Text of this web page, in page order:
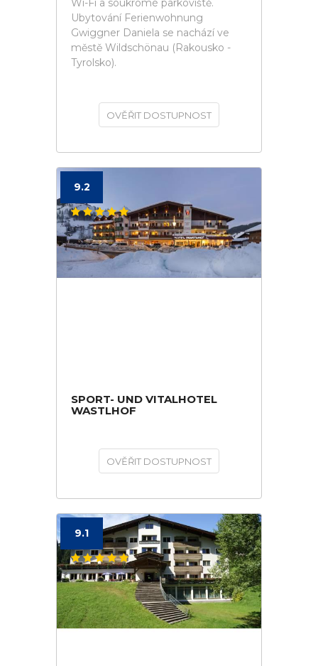
Wi-Fi a soukromé parkoviště.
Ubytování Ferienwohnung
Gwiggner Daniela se nachází ve
městě Wildschönau (Rakousko -
Tyrolsko).
OVĚŘIT DOSTUPNOST
9.2
SPORT- UND VITALHOTEL
WASTLHOF
OVĚŘIT DOSTUPNOST
9.1